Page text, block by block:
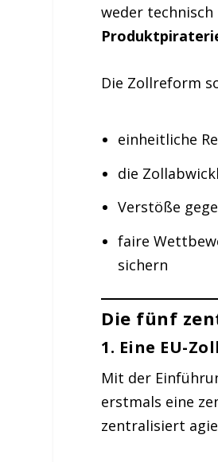
weder
Die Zollreform
einheitliche
die
Verstöße
faire
sichern
Die fünf
1. Eine EU-
Mit der
erstmals eine
zentralisiert